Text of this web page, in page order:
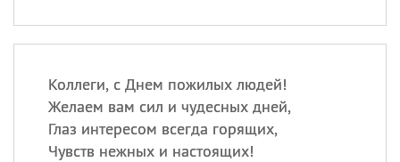
Коллеги, с Днем пожилых людей!
Желаем вам сил и чудесных дней,
Глаз интересом всегда горящих,
Чувств нежных и настоящих!